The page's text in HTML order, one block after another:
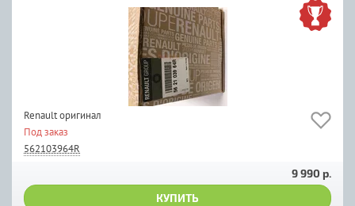
Renault оригинал
Под заказ
562103964R
9 990 р.
КУПИТЬ